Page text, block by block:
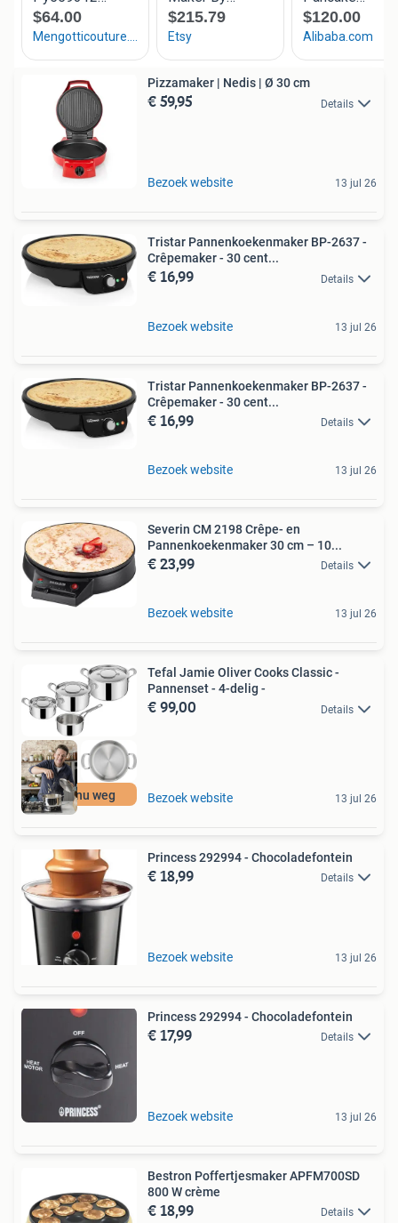
Pizzamaker | Nedis | Ø 30 cm
€ 59,95 Details
Bezoek website 13 jul 26
Tristar Pannenkoekenmaker BP-2637 -
Crêpemaker - 30 cent...
€ 16,99 Details
Bezoek website 13 jul 26
Tristar Pannenkoekenmaker BP-2637 -
Crêpemaker - 30 cent...
€ 16,99 Details
Bezoek website 13 jul 26
Severin CM 2198 Crêpe- en
Pannenkoekenmaker 30 cm – 10...
€ 23,99 Details
Bezoek website 13 jul 26
Moet nu weg
Tefal Jamie Oliver Cooks Classic -
Pannenset - 4-delig -
€ 99,00 Details
Bezoek website 13 jul 26
Princess 292994 - Chocoladefontein
€ 18,99 Details
Bezoek website 13 jul 26
Princess 292994 - Chocoladefontein
€ 17,99 Details
Bezoek website 13 jul 26
Bestron Poffertjesmaker APFM700SD
800 W crème
€ 18,99 Details